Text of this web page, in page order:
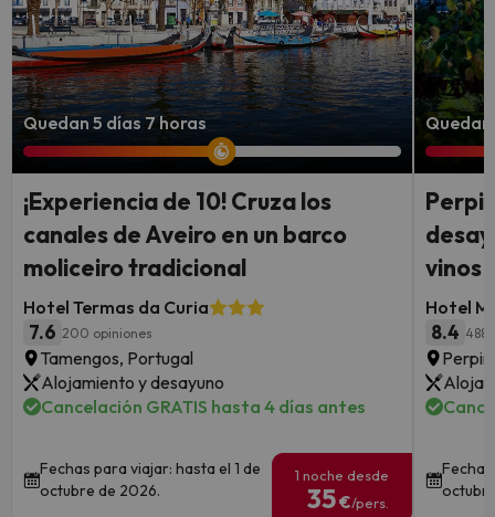
Quedan 5 días 7 horas
¡Experiencia de 10! Cruza los
canales de Aveiro en un barco
moliceiro tradicional
Hotel Termas da Curia
7.6 200 opiniones
Tamengos, Portugal
Alojamiento y desayuno
Cancelación GRATIS hasta 4 días antes
Fechas para viajar: hasta el 1 de
octubre de 2026.
1 noche desde
35€/pers.
vinos
Hotel
8.4 488